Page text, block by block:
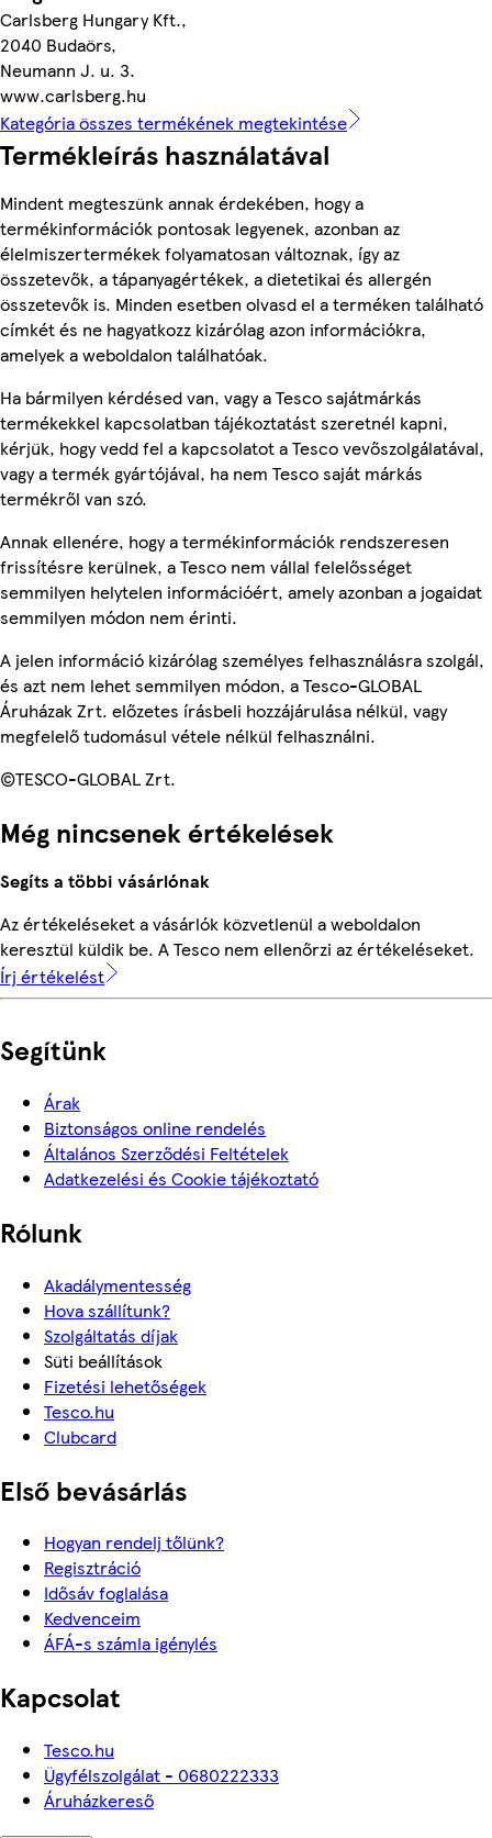
Carlsberg Hungary Kft.,
2040 Budaörs,
Neumann J. u. 3.
www.carlsberg.hu
Kategória összes termékének megtekintése
Termékleírás használatával
Mindent megteszünk annak érdekében, hogy a
termékinformációk pontosak legyenek, azonban az
élelmiszertermékek folyamatosan változnak, így az
összetevők, a tápanyagértékek, a dietetikai és allergén
összetevők is. Minden esetben olvasd el a terméken található
címkét és ne hagyatkozz kizárólag azon információkra,
amelyek a weboldalon találhatóak.
Ha bármilyen kérdésed van, vagy a Tesco sajátmárkás
termékekkel kapcsolatban tájékoztatást szeretnél kapni,
kérjük, hogy vedd fel a kapcsolatot a Tesco vevőszolgálatával,
vagy a termék gyártójával, ha nem Tesco saját márkás
termékről van szó.
Annak ellenére, hogy a termékinformációk rendszeresen
frissítésre kerülnek, a Tesco nem vállal felelősséget
semmilyen helytelen információért, amely azonban a jogaidat
semmilyen módon nem érinti.
A jelen információ kizárólag személyes felhasználásra szolgál,
és azt nem lehet semmilyen módon, a Tesco-GLOBAL
Áruházak Zrt. előzetes írásbeli hozzájárulása nélkül, vagy
megfelelő tudomásul vétele nélkül felhasználni.
©TESCO-GLOBAL Zrt.
Még nincsenek értékelések
Segíts a többi vásárlónak
Az értékeléseket a vásárlók közvetlenül a weboldalon
keresztül küldik be. A Tesco nem ellenőrzi az értékeléseket.
Írj értékelést
Segítünk
Árak
Biztonságos online rendelés
Általános Szerződési Feltételek
Adatkezelési és Cookie tájékoztató
Rólunk
Akadálymentesség
Hova szállítunk?
Szolgáltatás díjak
Süti beállítások
Fizetési lehetőségek
Tesco.hu
Clubcard
Első bevásárlás
Hogyan rendelj tőlünk?
Regisztráció
Idősáv foglalása
Kedvenceim
ÁFÁ-s számla igénylés
Kapcsolat
Tesco.hu
Ügyfélszolgálat - 0680222333
Áruházkereső